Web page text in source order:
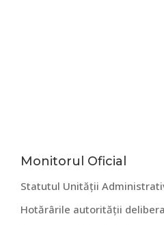
Bara
principală
Monitorul Oficial
Statutul Unității
Hotărârile autorității